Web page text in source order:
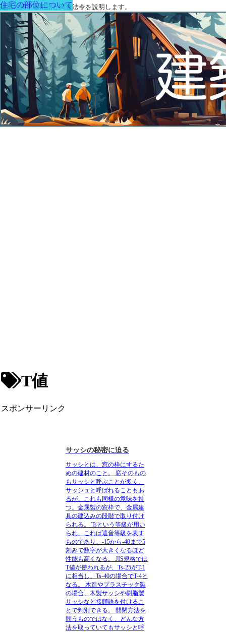
建築に関する用語と関連法令を説明します。
T値
スポンサーリンク
住宅の部位について
サッシの秘密に迫る
サッシとは、窓の枠にするた
めの建材のこと。
窓そのもの
もサッシと呼ぶことが多く、
サッシュと呼ばれることもあ
るが、これも同様の意味を持
つ。金属製の窓枠で、金属建
具の建込みの段階で取り付け
られる。
Tsという等級が用い
られ、これは遮音等級を表す
ものであり、-15から-40まで5
刻みで数字が大きくなるほど
性能も高くなる。
JIS規格では
T値が使われるが、Ts-25がT-1
に相当し、Ts-40の場合でT-4と
なる。
木造やプラスチック製
の場合、木製サッシや樹脂製
サッシなど接頭語を付けるこ
とで判別できる。
開閉方法を
問うものではなく、どんな方
法を取っていてもサッシと呼